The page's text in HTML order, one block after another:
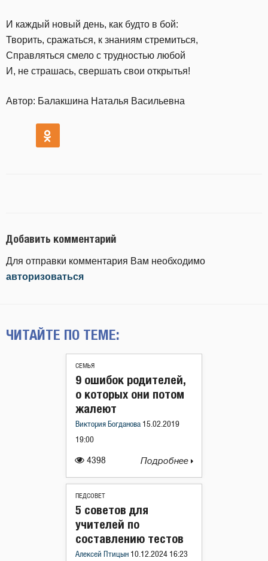
И каждый новый день, как будто в бой:
Творить, сражаться, к знаниям стремиться,
Справляться смело с трудностью любой
И, не страшась, свершать свои открытья!
Автор: Балакшина Наталья Васильевна
Добавить комментарий
Для отправки комментария Вам необходимо
авторизоваться
ЧИТАЙТЕ ПО ТЕМЕ:
СЕМЬЯ
4398
9 ошибок родителей,
о которых они потом
жалеют
Виктория Богданова 15.02.2019
19:00
Подробнее
ПЕДСОВЕТ
5 советов для
учителей по
составлению тестов
Алексей Птицын 10.12.2024 16:23